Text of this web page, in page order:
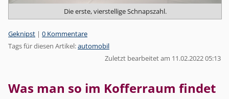
Die erste, vierstellige Schnapszahl.
Kategorien:
Geknipst | 0 Kommentare
Tags für diesen Artikel:automobil
Zuletzt bearbeitet am 11.02.2022 05:13
Was man so im Kofferraum findet